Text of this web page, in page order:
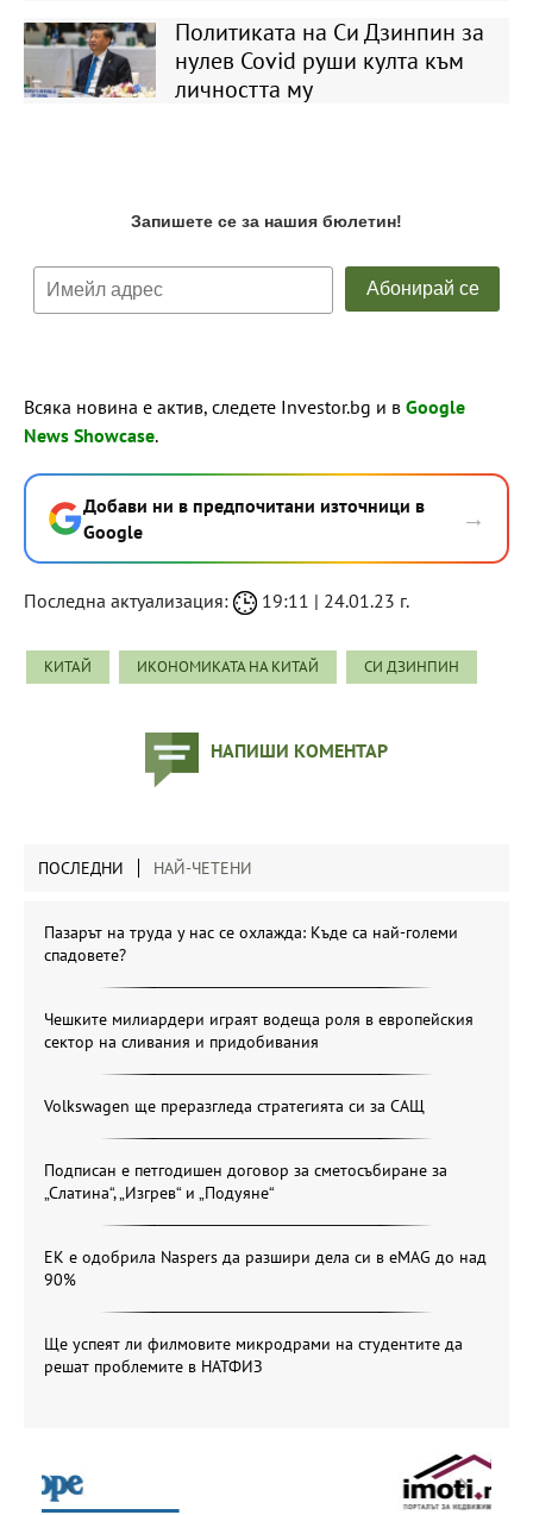
Политиката на Си Дзинпин за
нулев Covid руши култа към
личността му
Всяка новина е актив, следете Investor.bg и в Google
News Showcase.
Добави ни в предпочитани източници в
Google
→
Последна актуализация: 19:11 | 24.01.23 г.
КИТАЙ ИКОНОМИКАТА НА КИТАЙ СИ ДЗИНПИН
НАПИШИ КОМЕНТАР
ПОСЛЕДНИ НАЙ-ЧЕТЕНИ
Пазарът на труда у нас се охлажда: Къде са най-големи
спадовете?
Чешките милиардери играят водеща роля в европейския
сектор на сливания и придобивания
Volkswagen ще преразгледа стратегията си за САЩ
Подписан е петгодишен договор за сметосъбиране за
„Слатина“, „Изгрев“ и „Подуяне“
ЕК е одобрила Naspers да разшири дела си в eMAG до над
90%
Ще успеят ли филмовите микродрами на студентите да
решат проблемите в НАТФИЗ